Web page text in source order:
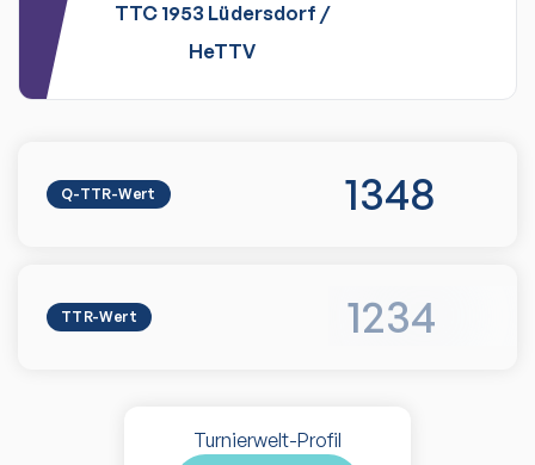
TTC 1953 Lüdersdorf /
HeTTV
Q-TTR-Wert 1348
TTR-Wert 1234
Turnierwelt-Profil